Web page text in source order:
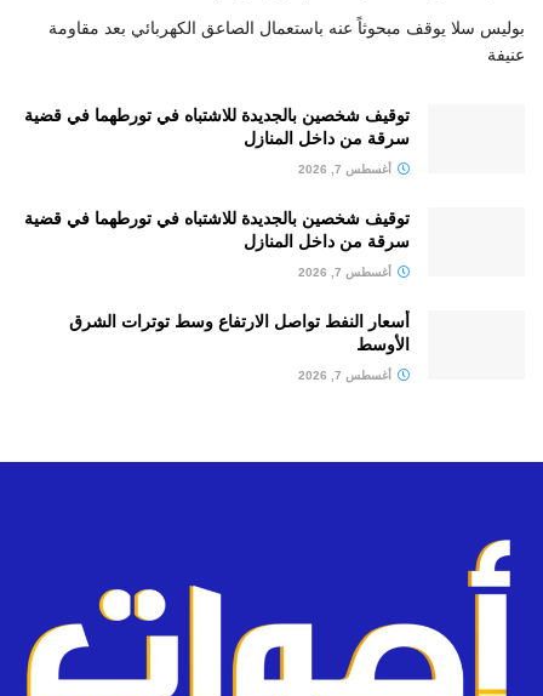
بوليس سلا يوقف مبحوثاً عنه باستعمال الصاعق الكهربائي بعد مقاومة
عنيفة
توقيف شخصين بالجديدة للاشتباه في تورطهما في قضية
سرقة من داخل المنازل
أغسطس 7, 2026
توقيف شخصين بالجديدة للاشتباه في تورطهما في قضية
سرقة من داخل المنازل
أغسطس 7, 2026
أسعار النفط تواصل الارتفاع وسط توترات الشرق
الأوسط
أغسطس 7, 2026